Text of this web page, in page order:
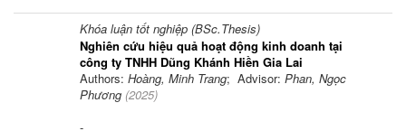
Khóa luận tốt nghiệp (BSc.Thesis)
Nghiên cứu hiệu quả hoạt động kinh doanh tại
công ty TNHH Dũng Khánh Hiền Gia Lai
Authors: Hoàng, Minh Trang; Advisor: Phan, Ngọc
Phương (2025)
-